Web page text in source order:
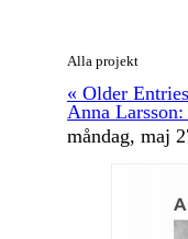
Alla projekt
« Older Entries
Anna
måndag, maj